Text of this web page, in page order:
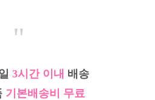
"
3시간 이내 배송
기본배송비 무료